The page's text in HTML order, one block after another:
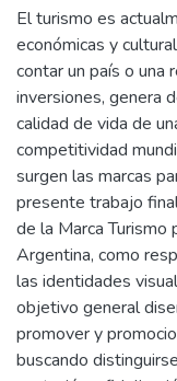
El turismo es
económicas y
contar un país o una
inversiones, genera
calidad de vida de
competitividad
surgen las marcas
presente trabajo
de la Marca Turismo
Argentina, como
las identidades
objetivo general
promover y
buscando